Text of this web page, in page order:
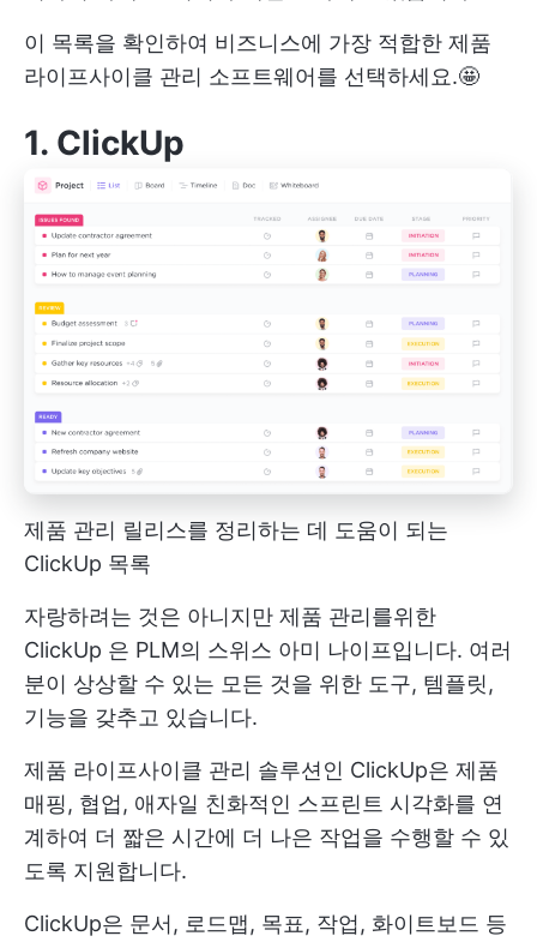
이 목록을 확인하여 비즈니스에 가장 적합한 제품
라이프사이클 관리 소프트웨어를 선택하세요.🤩
1. ClickUp
제품 관리 릴리스를 정리하는 데 도움이 되는
ClickUp 목록
자랑하려는 것은 아니지만 제품 관리를위한
ClickUp 은 PLM의 스위스 아미 나이프입니다. 여러
분이 상상할 수 있는 모든 것을 위한 도구, 템플릿,
기능을 갖추고 있습니다.
제품 라이프사이클 관리 솔루션인 ClickUp은 제품
매핑, 협업, 애자일 친화적인 스프린트 시각화를 연
계하여 더 짧은 시간에 더 나은 작업을 수행할 수 있
도록 지원합니다.
ClickUp은 문서, 로드맵, 목표, 작업, 화이트보드 등